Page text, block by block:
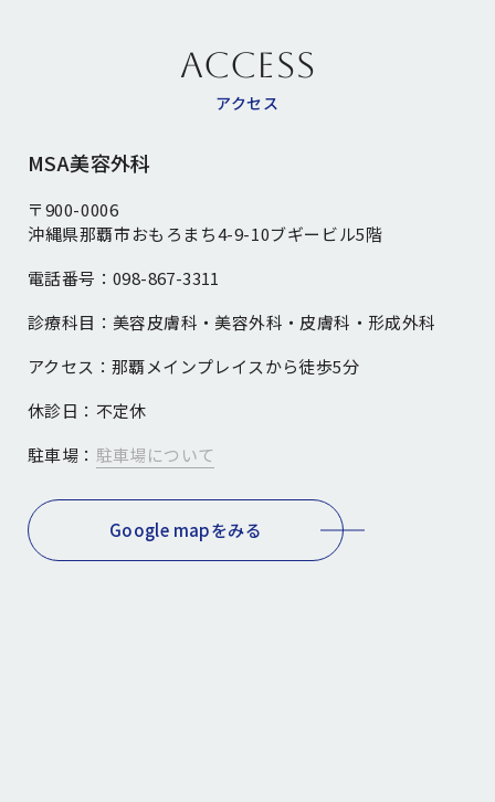
ACCESS
アクセス
MSA美容外科
〒900-0006
沖縄県那覇市おもろまち4-9-10ブギービル5階
電話番号： 098-867-3311
診療科目： 美容皮膚科・美容外科・皮膚科・形成外科
アクセス： 那覇メインプレイスから徒歩5分
休診日： 不定休
駐車場： 駐車場について
Google mapをみる